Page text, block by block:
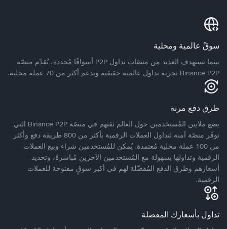
سوقٌ عالمية ومحلية
بينما تستهدف العديد من منصّات تداول P2P أسواقًا مُحددة، تُقدّم منصّة
Binance P2P تجربة تداول عالمية حقيقية وتدعم أكثر من 70 عملة محلية.
طرق دفع مرنة
يضع ملايين المُستخدمين حول العالم ثقتهم في منصّة Binance P2P التي
توفّر منصّة آمنة لتداول العملات الرقمية بأكثر من 800 طريقة دفع وأكثر
من 100 عملة محلية مُعتمدة. يُمكن للمُستخدمين شراء وبيع العملات
الرقمية وتداولها بسهولة مع المُستخدمين الآخرين مُباشرةً، وتحديد
أسعارهم وطرق الدفع المُفضّلة لهم في أكبر سوقٍ مفتوحة للعملات
الرقمية.
تداول بأسعارك المفضلة